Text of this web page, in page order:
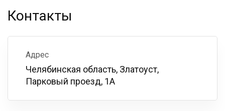
Контакты
Адрес
Челябинская область, Златоуст,
Парковый проезд, 1А